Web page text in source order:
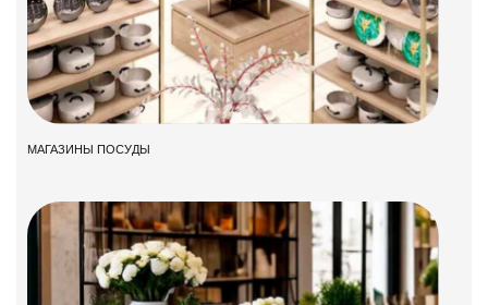
МАГАЗИНЫ ПОСУДЫ